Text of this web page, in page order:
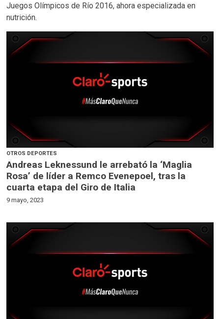
Juegos Olímpicos de Río 2016, ahora especializada en
nutrición.
OTROS DEPORTES
Andreas Leknessund le arrebató la ‘Maglia
Rosa’ de líder a Remco Evenepoel, tras la
cuarta etapa del Giro de Italia
9 mayo, 2023